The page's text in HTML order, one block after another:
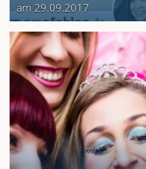
am 29.09.2017